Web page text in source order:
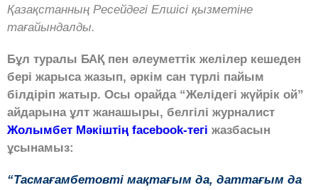
Қазақстанның Ресейдегі Елшісі қызметіне
тағайындалды.
Бұл туралы БАҚ пен әлеуметтік желілер кешеден
бері жарыса жазып, әркім сан түрлі пайым
білдіріп жатыр. Осы орайда “Желідегі жүйрік ой”
айдарына ұлт жанашыры, белгілі журналист
Жолымбет Мәкіштің facebook-тегі жазбасын
ұсынамыз:
“Тасмағамбетовті мақтағым да, даттағым да